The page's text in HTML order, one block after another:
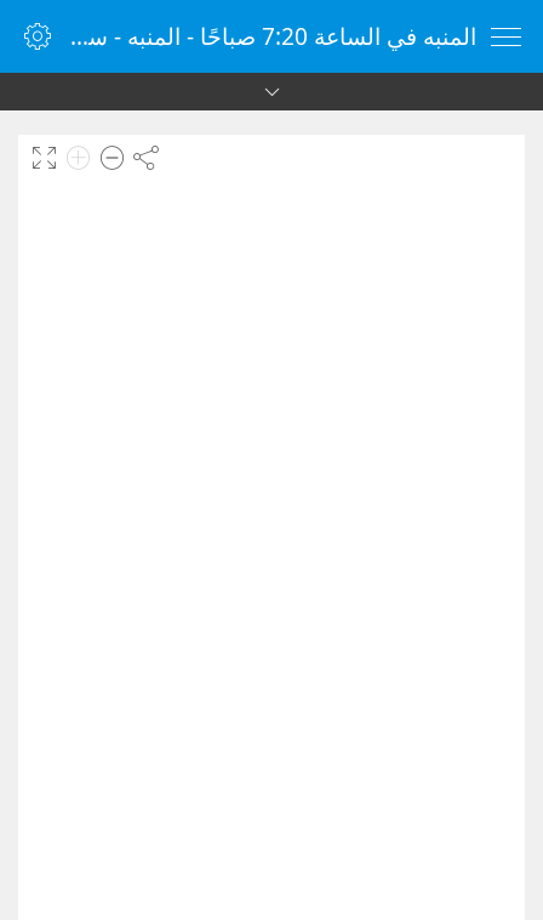
المنبه في الساعة 7:20 صباحًا - المنبه - ساعة منبه الإنترنت